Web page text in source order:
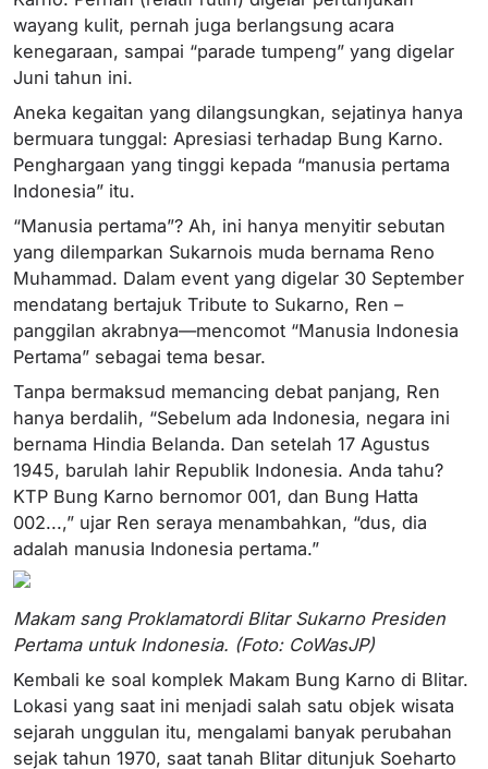
wayang kulit, pernah juga berlangsung acara
kenegaraan, sampai “parade tumpeng” yang digelar
Juni tahun ini.
Aneka kegaitan yang dilangsungkan, sejatinya hanya
bermuara tunggal: Apresiasi terhadap Bung Karno.
Penghargaan yang tinggi kepada “manusia pertama
Indonesia” itu.
“Manusia pertama”? Ah, ini hanya menyitir sebutan
yang dilemparkan Sukarnois muda bernama Reno
Muhammad. Dalam event yang digelar 30 September
mendatang bertajuk Tribute to Sukarno, Ren –
panggilan akrabnya—mencomot “Manusia Indonesia
Pertama” sebagai tema besar.
Tanpa bermaksud memancing debat panjang, Ren
hanya berdalih, “Sebelum ada Indonesia, negara ini
bernama Hindia Belanda. Dan setelah 17 Agustus
1945, barulah lahir Republik Indonesia. Anda tahu?
KTP Bung Karno bernomor 001, dan Bung Hatta
002...,” ujar Ren seraya menambahkan, “dus, dia
adalah manusia Indonesia pertama.”
Makam sang Proklamatordi Blitar Sukarno Presiden
Pertama untuk Indonesia. (Foto: CoWasJP)
Kembali ke soal komplek Makam Bung Karno di Blitar.
Lokasi yang saat ini menjadi salah satu objek wisata
sejarah unggulan itu, mengalami banyak perubahan
sejak tahun 1970, saat tanah Blitar ditunjuk Soeharto